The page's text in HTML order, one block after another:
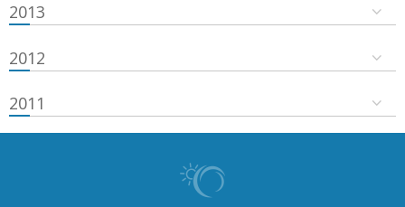
2013
2012
2011